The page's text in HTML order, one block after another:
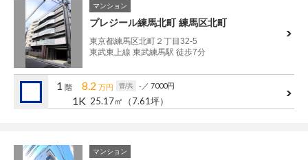
SEIWAの管理
お友達紹介特典
管理建物一覧
プライバシー
ポリシー
マンション
プレジール練馬北町 練馬区北町
東京都練馬区北町２丁目32-5
東武東上線 東武練馬駅 徒歩7分
1 階 8.2 万円 管/共 - ／ 7000円
1K 25.17㎡ （7.61坪）
マンション